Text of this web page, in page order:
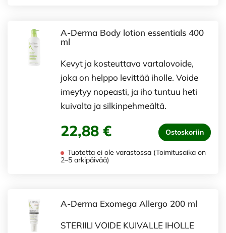
A-Derma Body lotion essentials 400
ml
Kevyt ja kosteuttava vartalovoide,
joka on helppo levittää iholle. Voide
imeytyy nopeasti, ja iho tuntuu heti
kuivalta ja silkinpehmeältä.
22,88 € Ostoskoriin
Tuotetta ei ole varastossa (Toimitusaika on
2–5 arkipäivää)
A-Derma Exomega Allergo 200 ml
STERIILI VOIDE KUIVALLE IHOLLE